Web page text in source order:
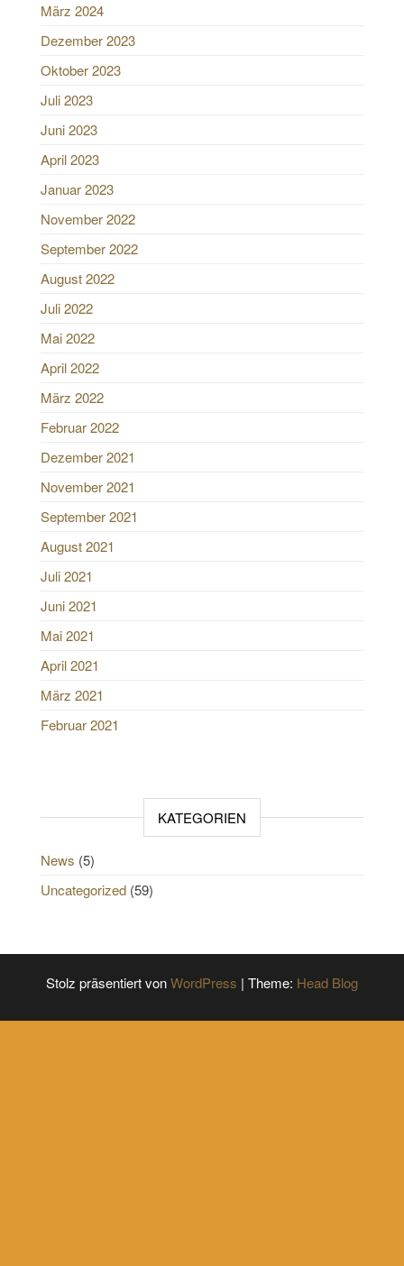
März 2024
Dezember 2023
Oktober 2023
Juli 2023
Juni 2023
April 2023
Januar 2023
November 2022
September 2022
August 2022
Juli 2022
Mai 2022
April 2022
März 2022
Februar 2022
Dezember 2021
November 2021
September 2021
August 2021
Juli 2021
Juni 2021
Mai 2021
April 2021
März 2021
Februar 2021
KATEGORIEN
News (5)
Uncategorized (59)
Stolz präsentiert vonWordPress | Theme: Head Blog